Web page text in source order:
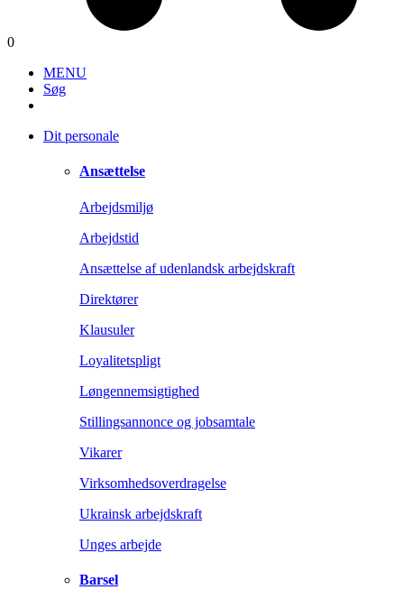
0
MENU
Søg
Dit personale
Ansættelse
Arbejdsmiljø
Arbejdstid
Ansættelse af udenlandsk arbejdskraft
Direktører
Klausuler
Loyalitetspligt
Løngennemsigtighed
Stillingsannonce og jobsamtale
Vikarer
Virksomhedsoverdragelse
Ukrainsk arbejdskraft
Unges arbejde
Barsel